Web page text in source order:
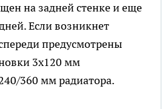
на задней стенке и еще
Если возникнет
предусмотрены
3х120 мм
360 мм радиатора.